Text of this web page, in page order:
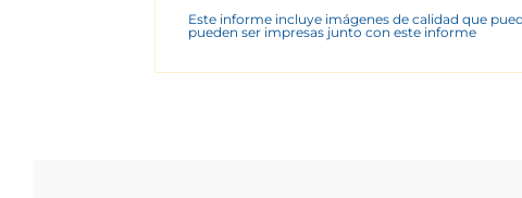
Este informe incluye imágenes de calidad que
pueden ser impresas junto con este informe